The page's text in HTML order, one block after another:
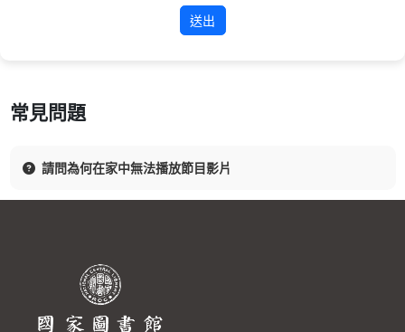
送出
常見問題
請問為何在家中無法播放節目影片